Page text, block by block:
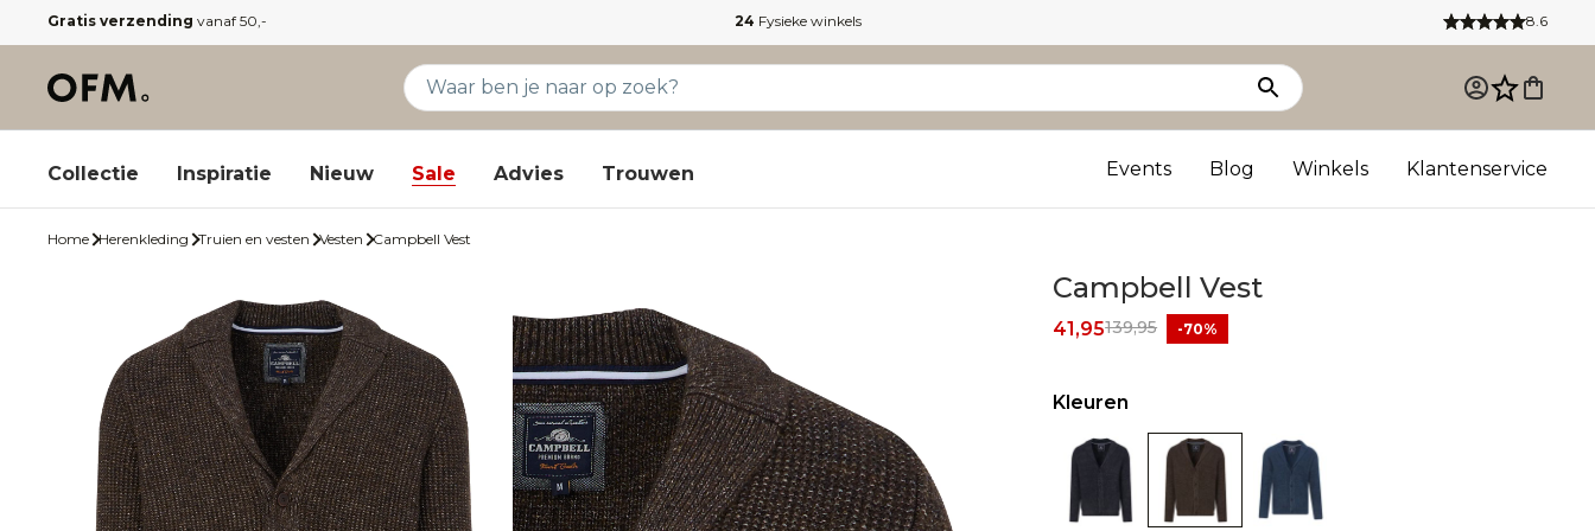
Gratis verzending vanaf 50,- 24 Fysieke winkels 8.6
Collectie Inspiratie Nieuw Sale Advies Trouwen Events Blog Winkels Klantenservice
Home Herenkleding Truien en vesten Vesten Campbell Vest
Campbell Vest
139,95
41,95 -70%
Kleuren